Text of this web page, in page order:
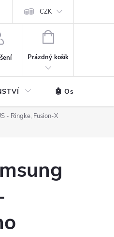
CZK
NÁKUPNÍ
Prázdný košík
🤖 Ostatní
- Ringke, Fusion-X